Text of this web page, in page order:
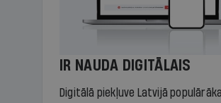
IR NAUDA DIGITĀLAIS
Digitālā piekļuve Latvijā